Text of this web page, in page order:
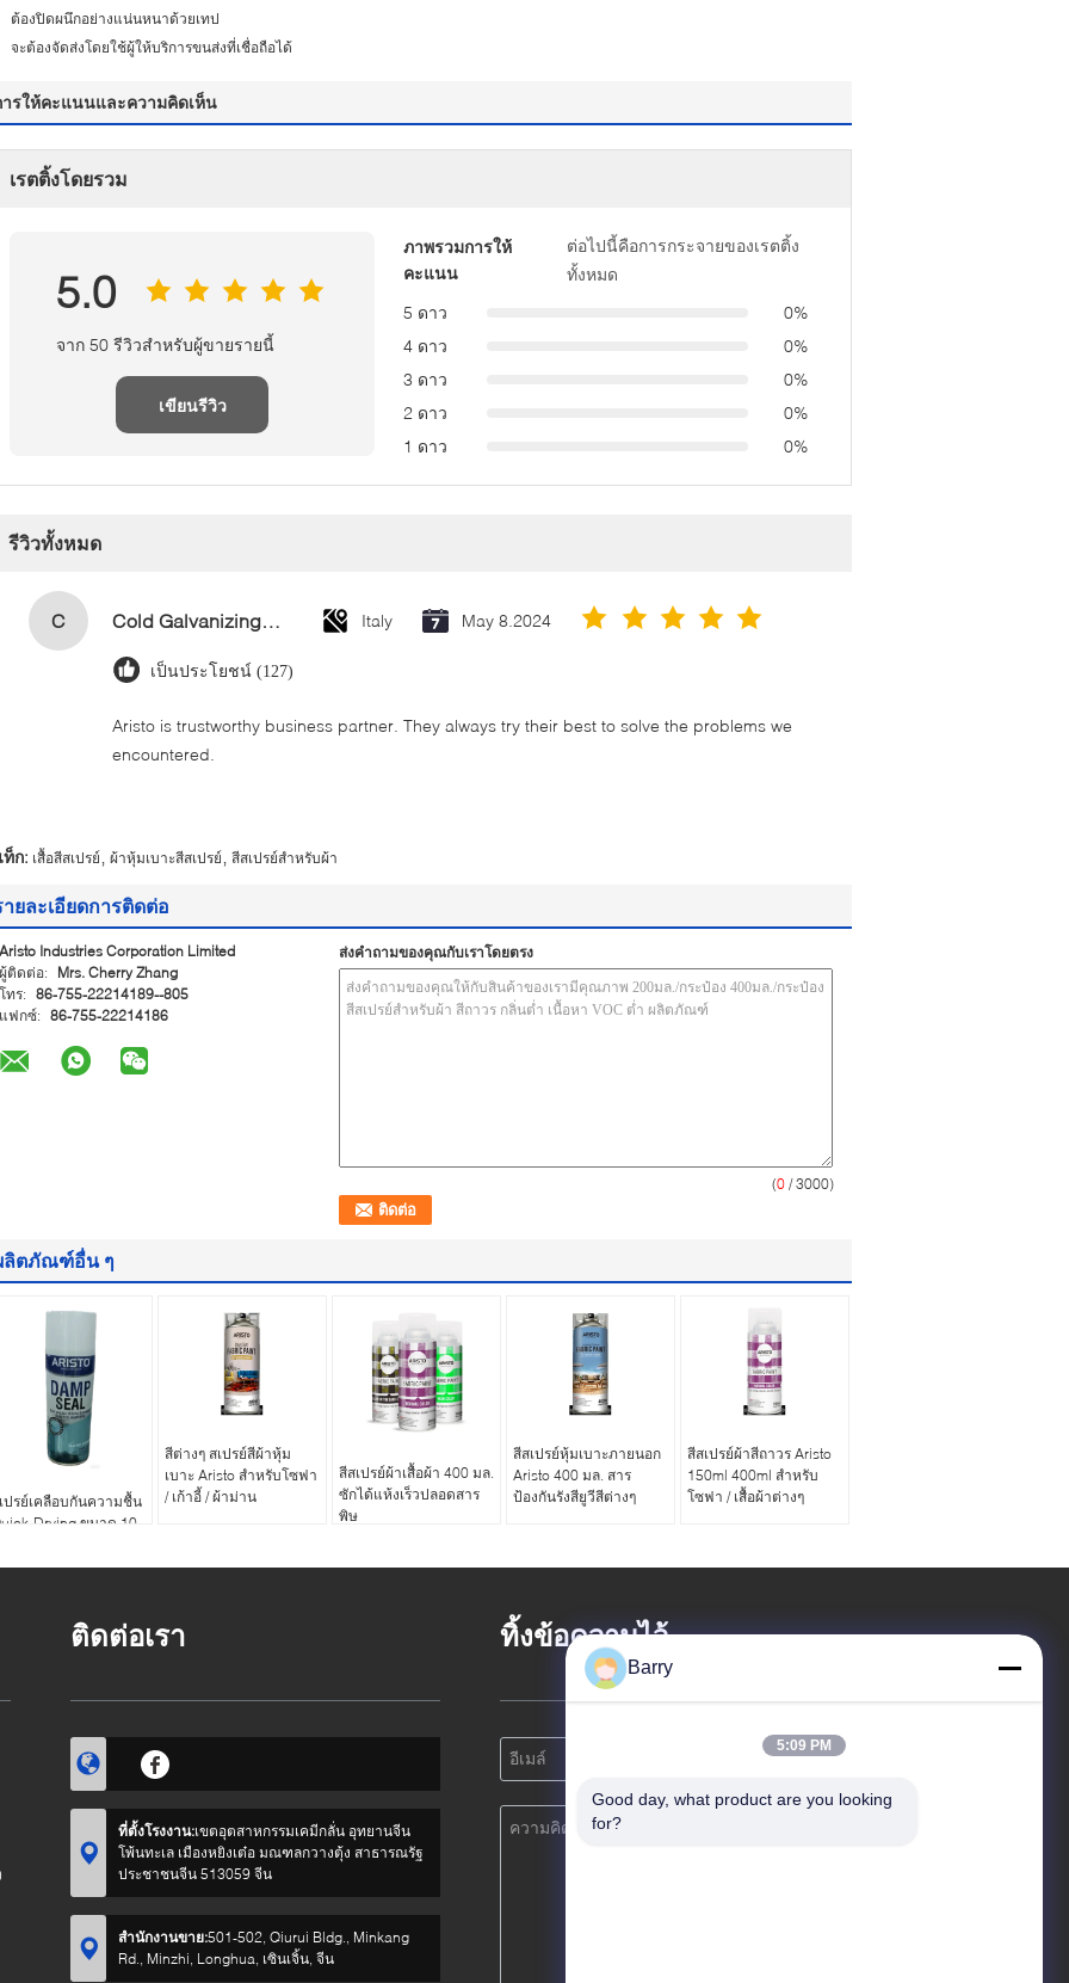
ต้องปิดผนึกอย่างแน่นหนาด้วยเทป
จะต้องจัดส่งโดยใช้ผู้ให้บริการขนส่งที่เชื่อถือได้
รให้คะแนนและความคิดเห็น
เรตติ้งโดยรวม
5.0
จาก 50 รีวิวสำหรับผู้ขายรายนี้
เขียนรีวิว
ภาพรวมการให้
คะแนน
ต่อไปนี้คือการกระจายของเรตติ้ง
ทั้งหมด
5 ดาว
0%
4 ดาว
0%
3 ดาว
0%
2 ดาว
0%
1 ดาว
0%
รีวิวทั้งหมด
C Cold Galvanizing Zinc Spray Paint 400ml Italy May 8.2024
เป็นประโยชน์ (127)
Aristo is trustworthy business partner. They always try their best to solve the problems we
encountered.
ก: เสื้อสีสเปรย์ ผ้าหุ้มเบาะสีสเปรย์ สีสเปรย์สำหรับผ้า
ายละเอียดการติดต่อ
Aristo Industries Corporation Limited
ผู้ติดต่อ:
Mrs. Cherry Zhang
โทร: 86-755-22214189--805
แฟกซ์: 86-755-22214186
ส่งคำถามของคุณกับเราโดยตรง
(0 / 3000)
ลิตภัณฑ์อื่น ๆ
ปรย์เคลือบกันความชื้น
Drying ขนาด 10
สมบัติป้องกันเชื้อรา
สีต่างๆ สเปรย์สีผ้าหุ้ม
เบาะ Aristo สำหรับโซฟา
/ เก้าอี้ / ผ้าม่าน
สีสเปรย์ผ้าเสื้อผ้า 400 มล.
ซักได้แห้งเร็วปลอดสาร
พิษ
สีสเปรย์หุ้มเบาะภายนอก
Aristo 400 มล. สาร
ป้องกันรังสียูวีสีต่างๆ
สีสเปรย์ผ้าสีถาวร Aristo
150ml 400ml สำหรับ
โซฟา / เสื้อผ้าต่างๆ
ติดต่อเรา
ที่ตั้งโรงงาน:เขตอุตสาหกรรมเคมีกลั่น อุทยานจีน
โพ้นทะเล เมืองหยิงเต๋อ มณฑลกวางตุ้ง สาธารณรัฐ
ประชาชนจีน 513059 จีน
สำนักงานขาย:501-502, Qiurui Bldg., Minkang
Rd., Minzhi, Longhua, เซินเจิ้น, จีน
ทิ้งข้อความไว้
Barry
5:09 PM
Good day, what product are you looking
for?